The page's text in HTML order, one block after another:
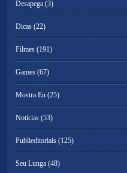
Desapega (3)
Dicas (22)
Filmes (191)
Games (67)
Mostra Eu (25)
Noticias (53)
Publieditoriais (125)
Seu Lunga (48)